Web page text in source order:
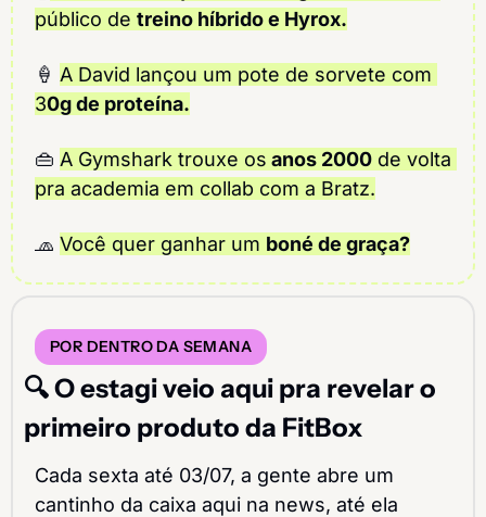
público de treino híbrido e Hyrox.
🍦 A David lançou um pote de sorvete com
30g de proteína.
👜 A Gymshark trouxe os anos 2000 de volta
pra academia em collab com a Bratz.
🧢 Você quer ganhar um boné de graça?
POR DENTRO DA SEMANA
🔍 O estagi veio aqui pra revelar o
primeiro produto da FitBox
Cada sexta até 03/07, a gente abre um
cantinho da caixa aqui na news, até ela